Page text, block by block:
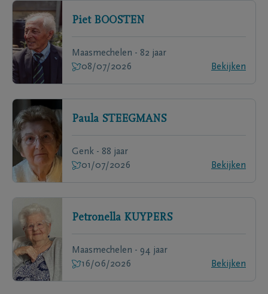
Piet BOOSTEN
Maasmechelen - 82 jaar
08/07/2026
Bekijken
Paula STEEGMANS
Genk - 88 jaar
01/07/2026
Bekijken
Petronella KUYPERS
Maasmechelen - 94 jaar
16/06/2026
Bekijken